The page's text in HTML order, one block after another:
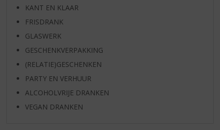
KANT EN KLAAR
FRISDRANK
GLASWERK
GESCHENKVERPAKKING
(RELATIE)GESCHENKEN
PARTY EN VERHUUR
ALCOHOLVRIJE DRANKEN
VEGAN DRANKEN